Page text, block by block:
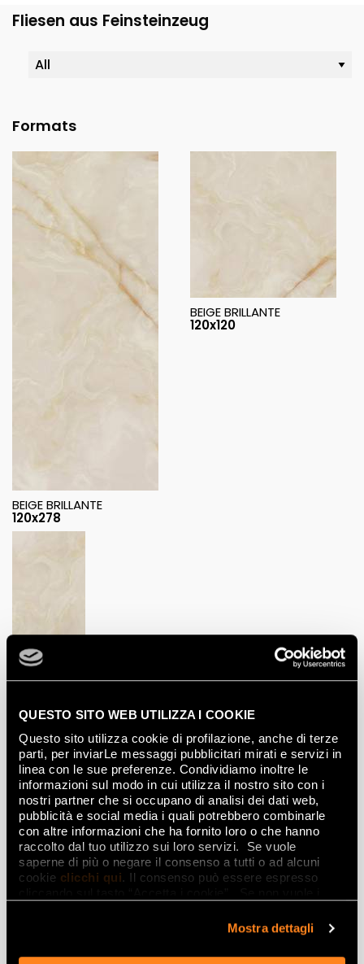
QUESTO SITO WEB UTILIZZA I COOKIE
Questo sito utilizza cookie di profilazione, anche di terze
parti, per inviarLe messaggi pubblicitari mirati e servizi in
linea con le sue preferenze. Condividiamo inoltre le
informazioni sul modo in cui utilizza il nostro sito con i
nostri partner che si occupano di analisi dei dati web,
pubblicità e social media i quali potrebbero combinarle
con altre informazioni che ha fornito loro o che hanno
raccolto dal tuo utilizzo sui loro servizi. Se vuole
saperne di più o negare il consenso a tutti o ad alcuni
cookie clicchi qui. Il consenso può essere espresso
Mostra dettagli
Fliesen aus Feinsteinzeug
Formats
BEIGE BRILLANTE
120x278
BEIGE BRILLANTE
120x120
Mosaike
BEIGE TRATTI MOSAICO
BRILLANTE
30x30
BEIGE MACROMOSAICO
BRILLANTE
30x30